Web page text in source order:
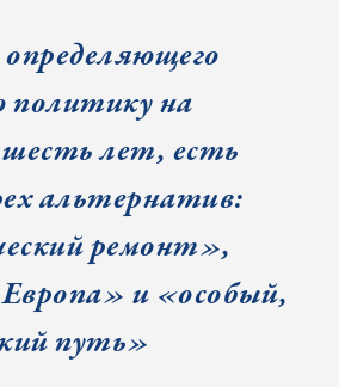
политику на
лет, есть
альтернатив:
ремонт»,
и «особый,
путь»